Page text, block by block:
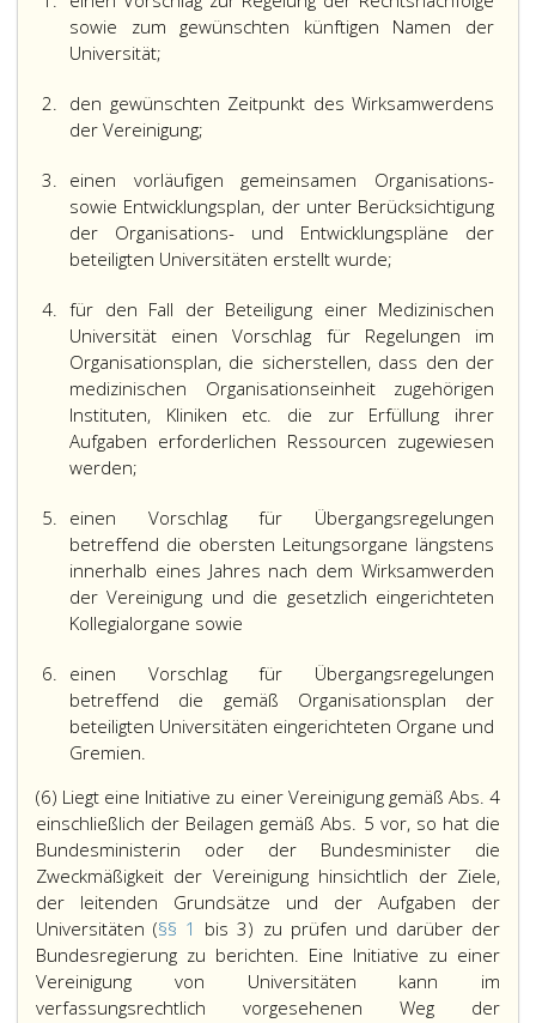
sowie zum gewünschten künftigen Namen der
Universität;
2. den gewünschten Zeitpunkt des Wirksamwerdens
der Vereinigung;
3. einen vorläufigen gemeinsamen Organisations-
sowie Entwicklungsplan, der unter Berücksichtigung
der Organisations- und Entwicklungspläne der
beteiligten Universitäten erstellt wurde;
4. für den Fall der Beteiligung einer Medizinischen
Universität einen Vorschlag für Regelungen im
Organisationsplan, die sicherstellen, dass den der
medizinischen Organisationseinheit zugehörigen
Instituten, Kliniken etc. die zur Erfüllung ihrer
Aufgaben erforderlichen Ressourcen zugewiesen
werden;
5. einen Vorschlag für Übergangsregelungen
betreffend die obersten Leitungsorgane längstens
innerhalb eines Jahres nach dem Wirksamwerden
der Vereinigung und die gesetzlich eingerichteten
Kollegialorgane sowie
6. einen Vorschlag für Übergangsregelungen
betreffend die gemäß Organisationsplan der
beteiligten Universitäten eingerichteten Organe und
Gremien.
(6) Liegt eine Initiative zu einer Vereinigung gemäß Abs. 4
einschließlich der Beilagen gemäß Abs. 5 vor, so hat die
Bundesministerin oder der Bundesminister die
Zweckmäßigkeit der Vereinigung hinsichtlich der Ziele,
der leitenden Grundsätze und der Aufgaben der
Universitäten (§§ 1 bis 3) zu prüfen und darüber der
Bundesregierung zu berichten. Eine Initiative zu einer
Vereinigung von Universitäten kann im
verfassungsrechtlich vorgesehenen Weg der